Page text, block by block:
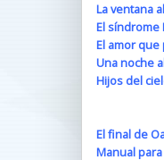
La ventana
El síndrome
El amor
Una noche
Hijos del
El final de
Manual